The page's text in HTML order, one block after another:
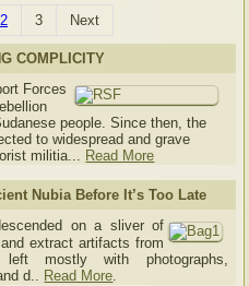
2 3 Next
COMPLICITY
Forces
people. Since then, the
to widespread and grave
militia... Read More
Nubia Before It’s Too Late
on a sliver of
extract artifacts from
left mostly with photographs,
d.. Read More